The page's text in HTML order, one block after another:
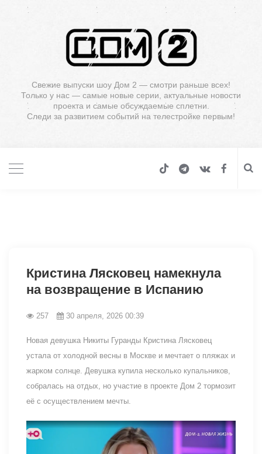
Свежие выпуски шоу Дом 2 — смотри раньше всех!
Только у нас — самые новые серии, актуальные новости
проекта и самые обсуждаемые сплетни.
Следи за развитием событий на телестройке первым!
Кристина Лясковец намекнула
на возвращение в Испанию
257 30 апреля, 2026 00:39
Новая девушка Никиты Гуранды Кристина Лясковец
устала от холодной весны в Москве и мечтает о пляжах и
жарком солнце. Девушка купила несколько купальников,
собралась на отдых, но участие в проекте Дом 2 тормозит
её с осуществлением мечты.